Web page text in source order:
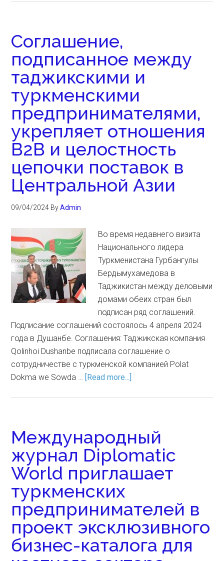
Соглашение,
подписанное между
таджикскими и
туркменскими
предпринимателями,
укрепляет отношения
B2B и целостность
цепочки поставок в
Центральной Азии
09/04/2024 ByAdmin
Во время недавнего визита
Национального лидера
Туркменистана Гурбангулы
Бердымухамедова в
Таджикистан между деловыми
домами обеих стран был
подписан ряд соглашений.
Подписание соглашений состоялось 4 апреля 2024
года в Душанбе. Соглашения: Таджикская компания
Qolinhoi Dushanbe подписала соглашение о
сотрудничестве с туркменской компанией Polat
Dokma we Sowda … [Read more...]
Международный
журнал Diplomatic
World приглашает
туркменских
предпринимателей в
проект эксклюзивного
бизнес-каталога для